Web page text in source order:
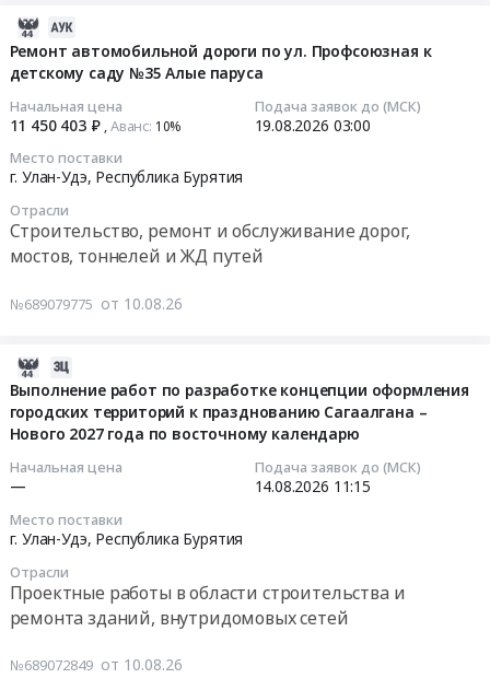
Социальные услуги
Ремонт автомобильной дороги по ул. Профсоюзная к
детскому саду №35 Алые паруса
Начальная цена
11 450 403 ₽ Аванс: 10%‍
Подача заявок до (МСК)
19.08.2026 03:00
Место поставки
г. Улан-Удэ, Республика Бурятия
Отрасли
Строительство, ремонт и обслуживание дорог,
мостов, тоннелей и ЖД путей
№689079775 от 10.08.26
Выполнение работ по разработке концепции оформления
городских территорий к празднованию Сагаалгана –
Нового 2027 года по восточному календарю
Начальная цена
—
Подача заявок до (МСК)
14.08.2026 11:15
Место поставки
г. Улан-Удэ, Республика Бурятия
Отрасли
Проектные работы в области строительства и
ремонта зданий, внутридомовых сетей
№689072849 от 10.08.26